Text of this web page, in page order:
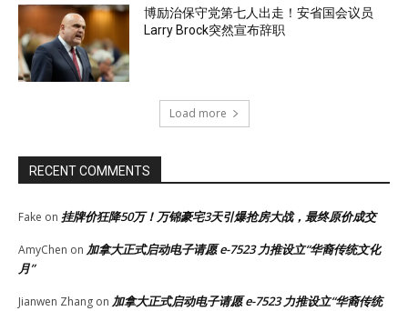
博励治保守党第七人出走！安省国会议员
Larry Brock突然宣布辞职
Load more
RECENT COMMENTS
Fake on 挂牌价狂降50万！万锦豪宅3天引爆抢房大战，最终原价成交
AmyChen on 加拿大正式启动电子请愿 e-7523 力推设立“华裔传统文化
月”
Jianwen Zhang on 加拿大正式启动电子请愿 e-7523 力推设立“华裔传统